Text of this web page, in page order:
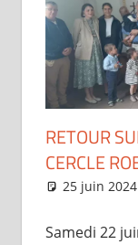
RETOUR
CERCLE
25 juin 2024
Samedi 22